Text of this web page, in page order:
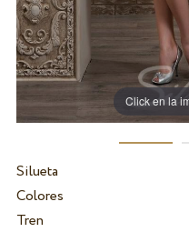
Click en la
Silueta
Colores
Tren